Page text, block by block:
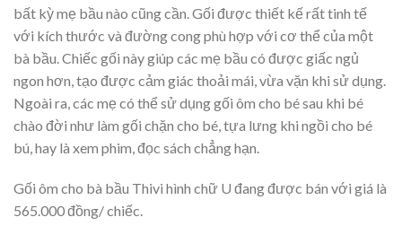
bất kỳ mẹ bầu nào cũng cần. Gối được thiết kế rất tinh tế
với kích thước và đường cong phù hợp với cơ thể của một
bà bầu. Chiếc gối này giúp các mẹ bầu có được giấc ngủ
ngon hơn, tạo được cảm giác thoải mái, vừa vặn khi sử dụng.
Ngoài ra, các mẹ có thể sử dụng gối ôm cho bé sau khi bé
chào đời như làm gối chặn cho bé, tựa lưng khi ngồi cho bé
bú, hay là xem phim, đọc sách chẳng hạn.
Gối ôm cho bà bầu Thivi hình chữ U đang được bán với giá là
565.000 đồng/ chiếc.